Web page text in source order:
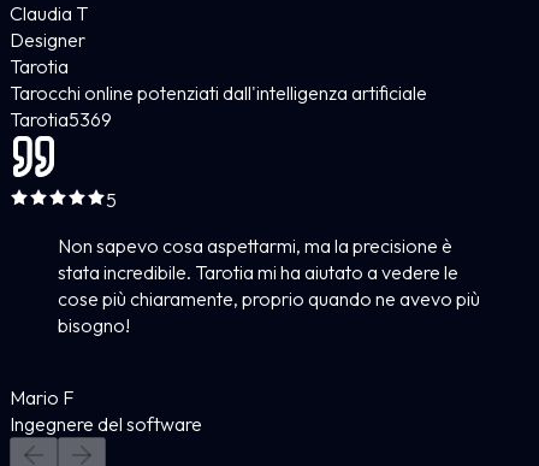
Claudia T
Designer
Tarotia
Tarocchi online potenziati dall'intelligenza artificiale
Tarotia5369
5
Non sapevo cosa aspettarmi, ma la precisione è
stata incredibile. Tarotia mi ha aiutato a vedere le
cose più chiaramente, proprio quando ne avevo più
bisogno!
Mario F
Ingegnere del software